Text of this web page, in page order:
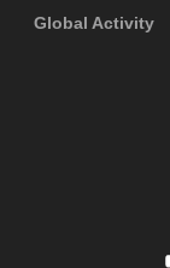
Global Activity